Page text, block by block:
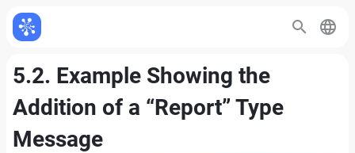
5.2. Example Showing the
Addition of a “Report” Type
Message